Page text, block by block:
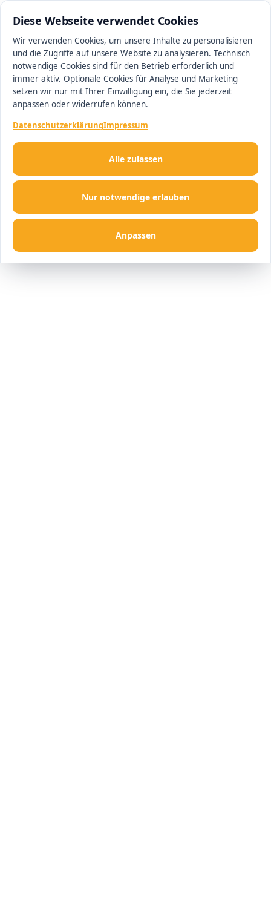
Diese Webseite verwendet Cookies
Wir verwenden Cookies, um unsere Inhalte zu personalisieren
und die Zugriffe auf unsere Website zu analysieren. Technisch
notwendige Cookies sind für den Betrieb erforderlich und
immer aktiv. Optionale Cookies für Analyse und Marketing
setzen wir nur mit Ihrer Einwilligung ein, die Sie jederzeit
anpassen oder widerrufen können.
DatenschutzerklärungImpressum
Nur notwendige erlauben
Anpassen
Alle zulassen